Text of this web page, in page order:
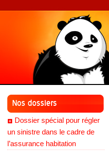
Nos dossiers
Dossier spécial pour régler
un sinistre dans le cadre de
l’assurance habitation